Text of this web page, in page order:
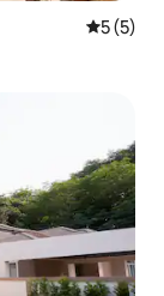
5 (5)